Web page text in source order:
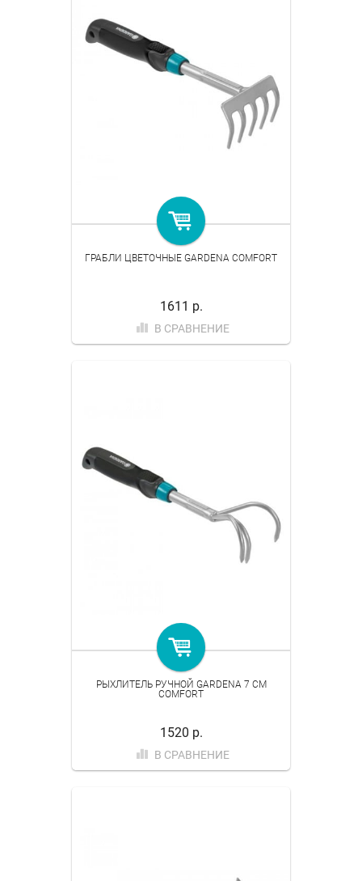
ГРАБЛИ ЦВЕТОЧНЫЕ GARDENA COMFORT
1611 р.
В СРАВНЕНИЕ
РЫХЛИТЕЛЬ РУЧНОЙ GARDENA 7 СМ
COMFORT
1520 р.
В СРАВНЕНИЕ